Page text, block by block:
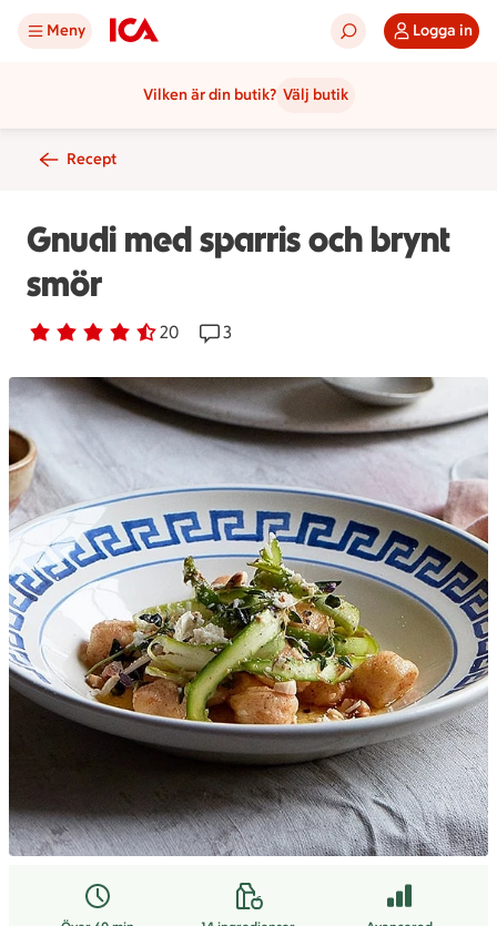
Meny Logga in
Vilken är din butik? Välj butik
Recept
Gnudi med sparris och brynt
smör
Betyg 4.2 av 5. 20
20 personer har röstatReceptet har 3 kommentarer
3